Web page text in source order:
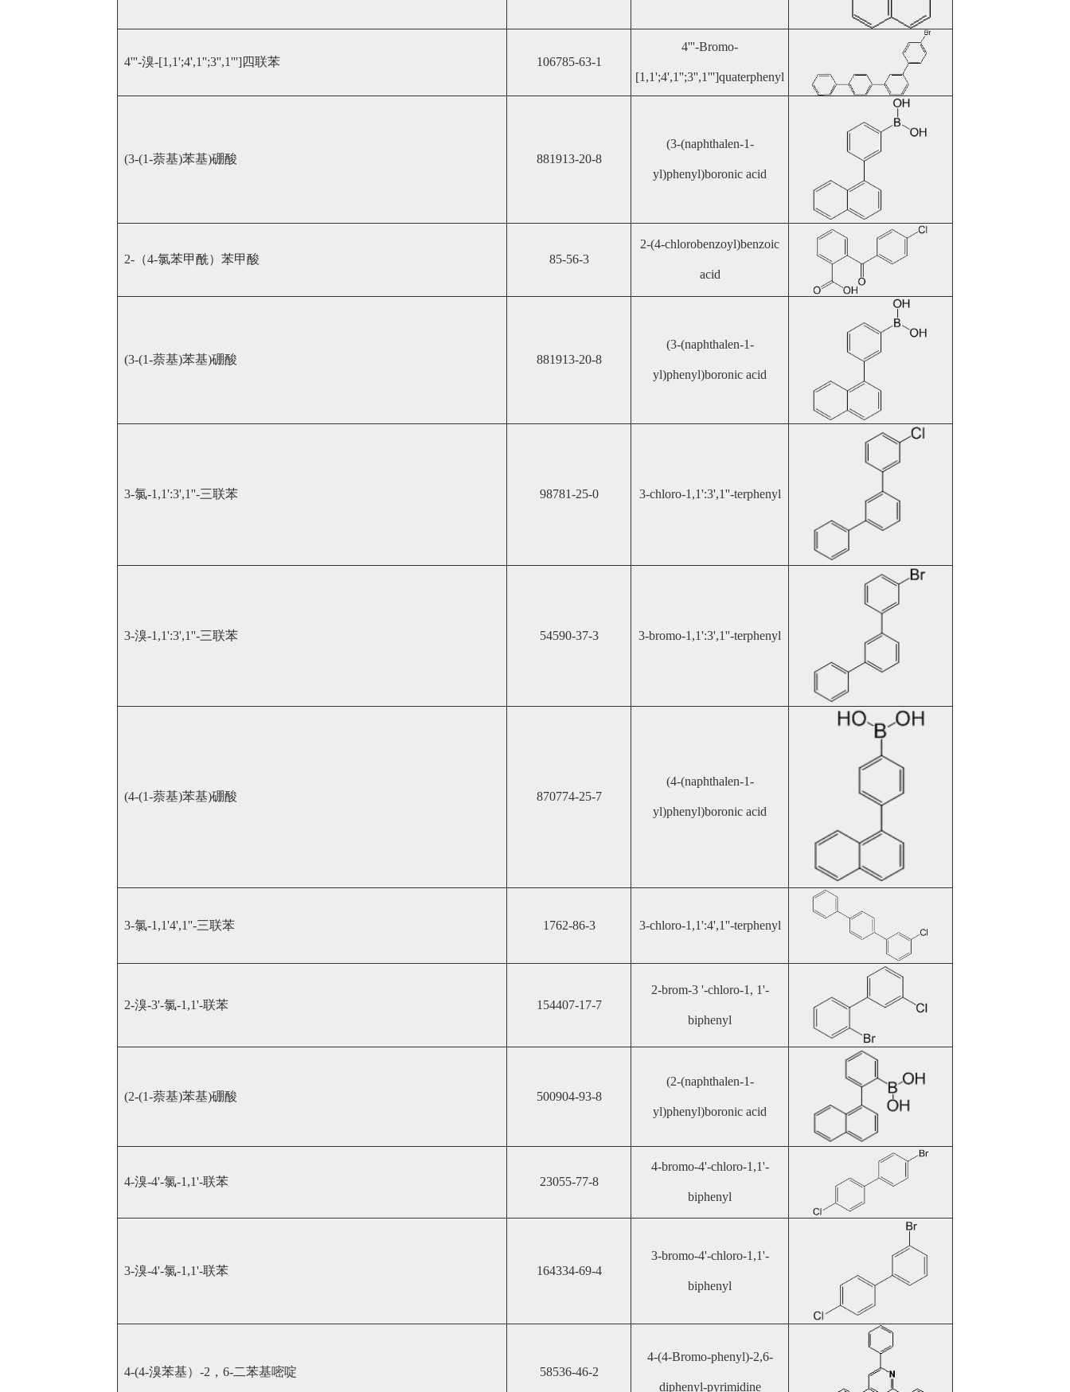
4'''-溴-[1,1';4',1'';3'',1''']四联苯 106785-63-1
4'''-Bromo-
[1,1';4',1'';3'',1''']quaterphenyl
(3-(1-萘基)苯基)硼酸 881913-20-8
(3-(naphthalen-1-
yl)phenyl)boronic acid
2-（4-氯苯甲酰）苯甲酸 85-56-3
2-(4-chlorobenzoyl)benzoic
acid
(3-(1-萘基)苯基)硼酸 881913-20-8
(3-(naphthalen-1-
yl)phenyl)boronic acid
3-氯-1,1':3',1''-三联苯 98781-25-0 3-chloro-1,1':3',1''-terphenyl
3-溴-1,1':3',1''-三联苯 54590-37-3 3-bromo-1,1':3',1''-terphenyl
(4-(1-萘基)苯基)硼酸 870774-25-7
(4-(naphthalen-1-
yl)phenyl)boronic acid
3-氯-1,1'4',1''-三联苯 1762-86-3 3-chloro-1,1':4',1''-terphenyl
2-溴-3'-氯-1,1'-联苯 154407-17-7
2-brom-3 '-chloro-1, 1'-
biphenyl
(2-(1-萘基)苯基)硼酸 500904-93-8
(2-(naphthalen-1-
yl)phenyl)boronic acid
4-溴-4'-氯-1,1'-联苯 23055-77-8
4-bromo-4'-chloro-1,1'-
biphenyl
3-溴-4'-氯-1,1'-联苯 164334-69-4
3-bromo-4'-chloro-1,1'-
biphenyl
4-(4-溴苯基）-2，6-二苯基嘧啶 58536-46-2
4-(4-Bromo-phenyl)-2,6-
diphenyl-pyrimidine